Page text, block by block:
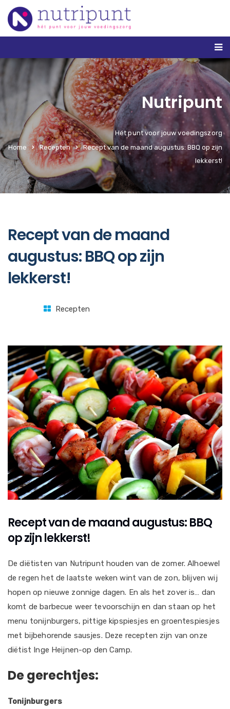
Nutripunt
Hét punt voor jouw voedingszorg
Home
Recepten
Recept van de maand augustus: BBQ op zijn
lekkerst!
Recept van de maand
augustus: BBQ op zijn
lekkerst!
Recepten
Recept van de maand augustus: BBQ
op zijn lekkerst!
De diëtisten van Nutripunt houden van de zomer. Alhoewel
de regen het de laatste weken wint van de zon, blijven wij
hopen op nieuwe zonnige dagen. En als het zover is… dan
komt de barbecue weer tevoorschijn en dan staan op het
menu tonijnburgers, pittige kipspiesjes en groentespiesjes
met bijbehorende sausjes. Deze recepten zijn van onze
diëtist Inge Heijnen-op den Camp.
De gerechtjes:
Tonijnburgers